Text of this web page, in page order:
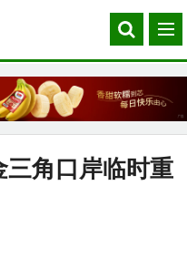
Search
our
菜
单
三角口岸临时重